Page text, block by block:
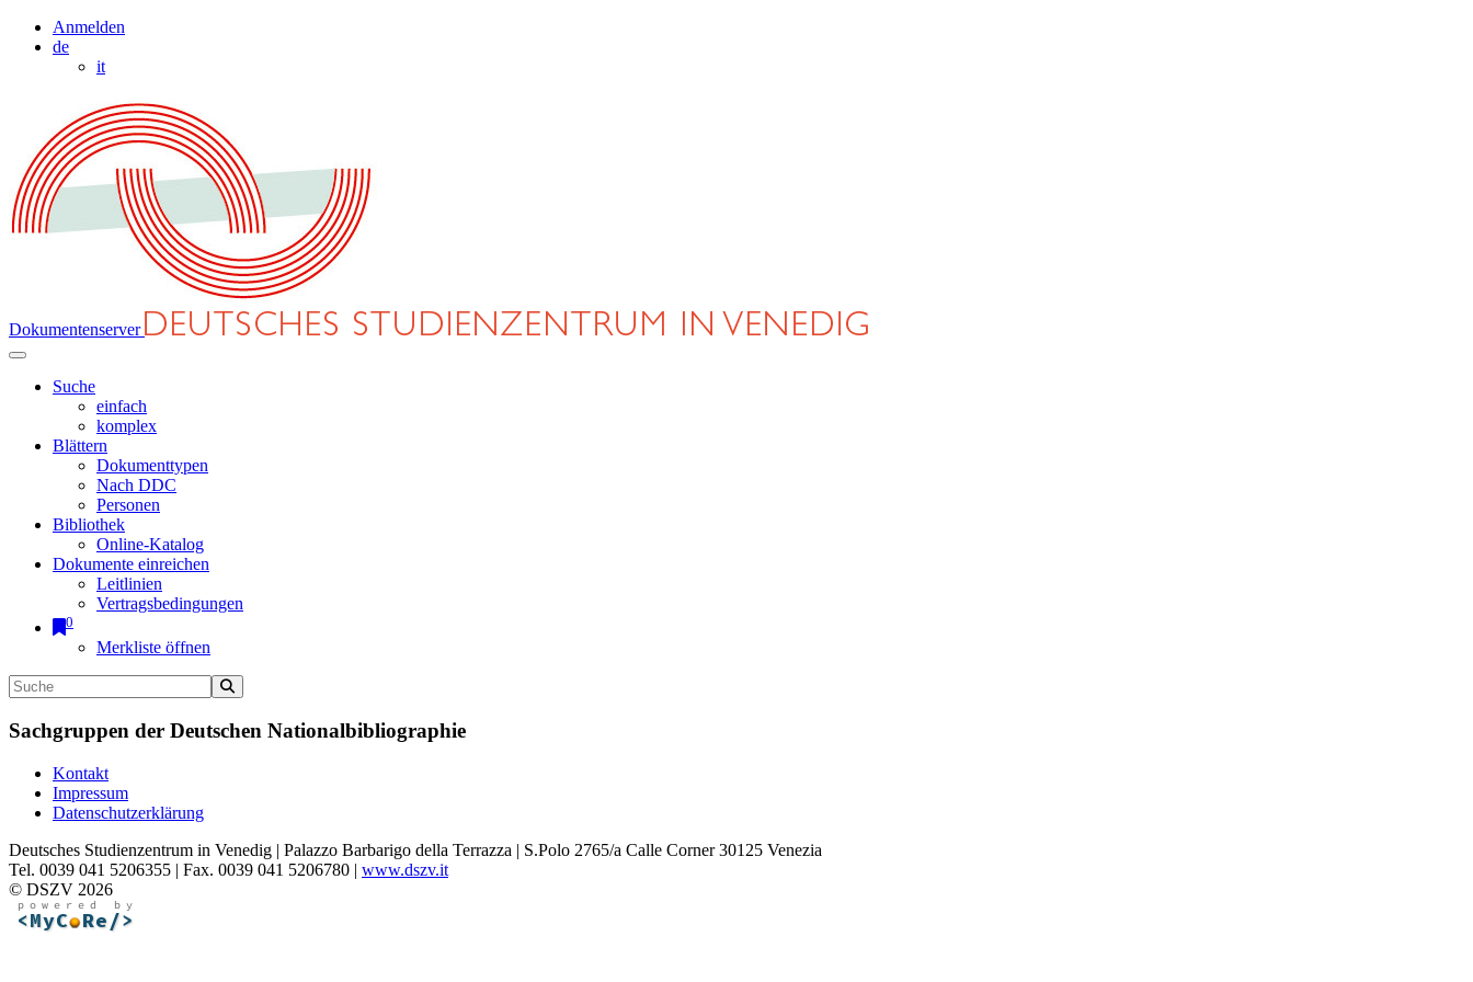
Anmelden
de
it
Dokumentenserver
Suche
einfach
komplex
Blättern
Dokumenttypen
Nach DDC
Personen
Bibliothek
Online-Katalog
Dokumente einreichen
Leitlinien
Vertragsbedingungen
0
Merkliste öffnen
Sachgruppen der Deutschen Nationalbibliographie
Kontakt
Impressum
Datenschutzerklärung
Deutsches Studienzentrum in Venedig | Palazzo Barbarigo della Terrazza | S.Polo 2765/a Calle Corner 30125 Venezia
Tel. 0039 041 5206355 | Fax. 0039 041 5206780 | www.dszv.it
© DSZV 2026